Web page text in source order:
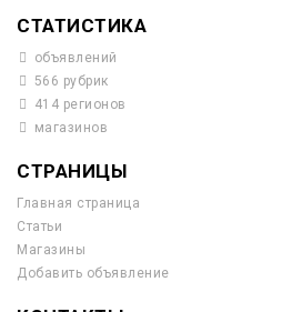
СТАТИСТИКА
объявлений
566 рубрик
414 регионов
магазинов
СТРАНИЦЫ
Главная страница
Статьи
Магазины
Добавить объявление